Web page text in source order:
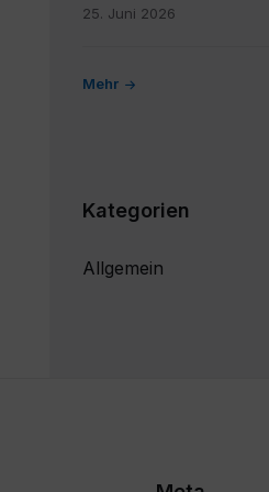
25. Juni 2026
Mehr
Kategorien
Allgemein